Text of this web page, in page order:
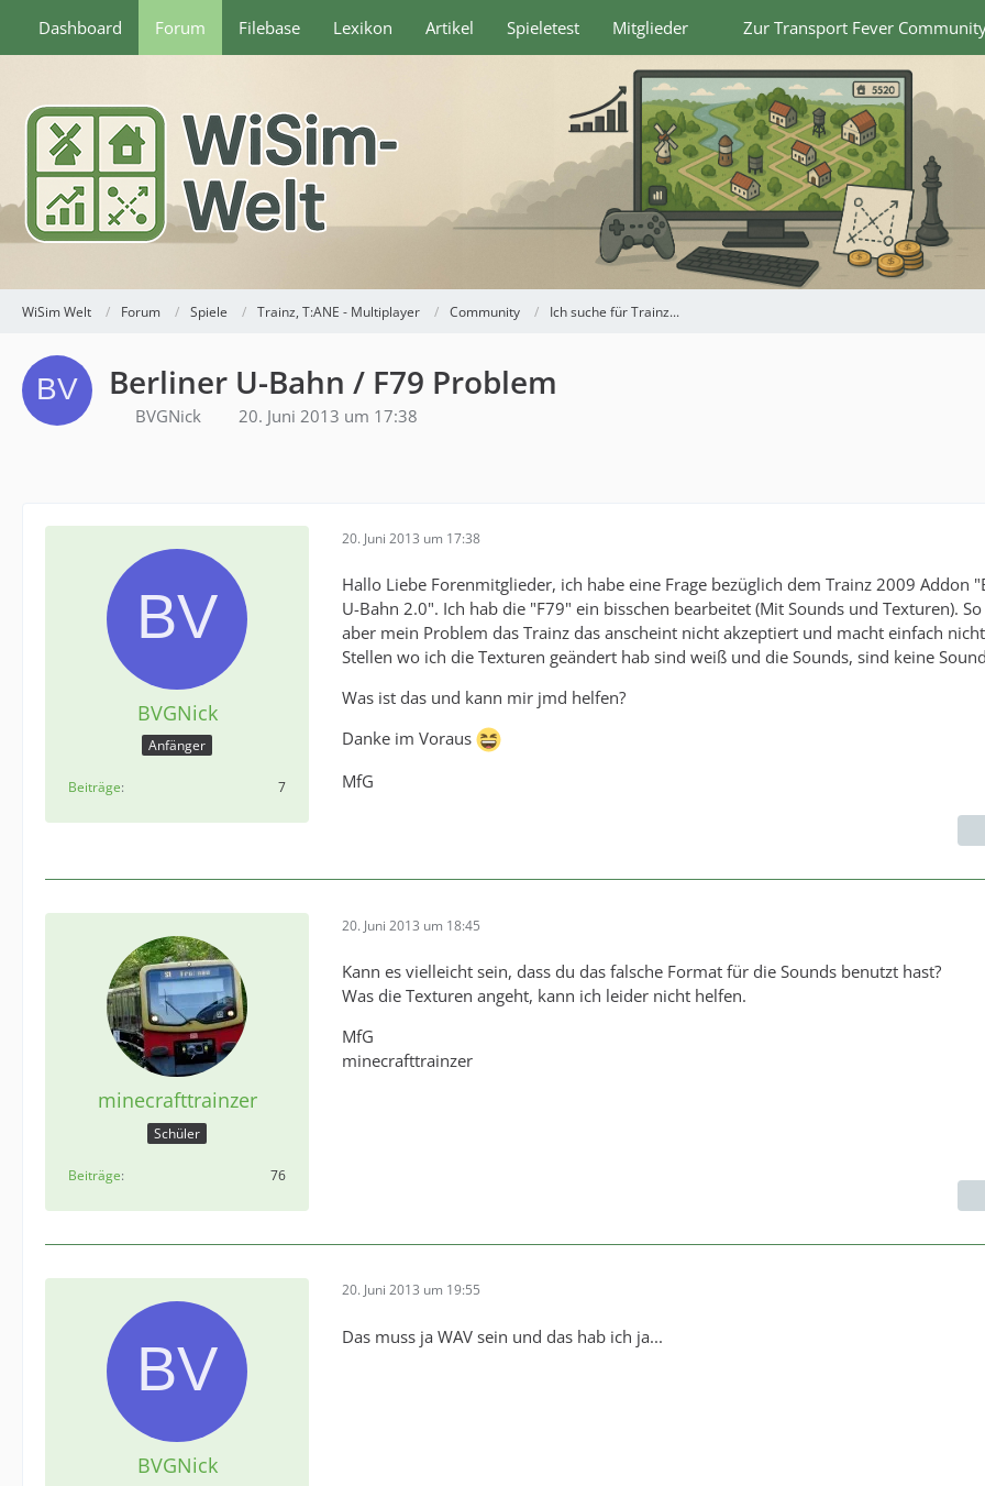
Dashboard Forum Filebase Lexikon Artikel Spieletest Mitglieder Zur Transport Fever
WiSim Welt Forum Spiele Trainz, T:ANE - Multiplayer Community Ich suche für Trainz...
Berliner U-Bahn / F79 Problem
BVGNick 20. Juni 2013 um 17:38
BVGNick
Anfänger
Beiträge 7
20. Juni 2013 um 17:38
Hallo Liebe Forenmitglieder, ich habe eine Frage bezüglich dem Trainz 2009 Addon
U-Bahn 2.0". Ich hab die "F79" ein bisschen bearbeitet (Mit Sounds und Texturen).
aber mein Problem das Trainz das anscheint nicht akzeptiert und macht einfach
Stellen wo ich die Texturen geändert hab sind weiß und die Sounds, sind keine
Was ist das und kann mir jmd helfen?
Danke im Voraus
MfG
minecrafttrainzer
Schüler
Beiträge 76
20. Juni 2013 um 18:45
Kann es vielleicht sein, dass du das falsche Format für die Sounds benutzt hast?
Was die Texturen angeht, kann ich leider nicht helfen.
MfG
minecrafttrainzer
BVGNick
20. Juni 2013 um 19:55
Das muss ja WAV sein und das hab ich ja...